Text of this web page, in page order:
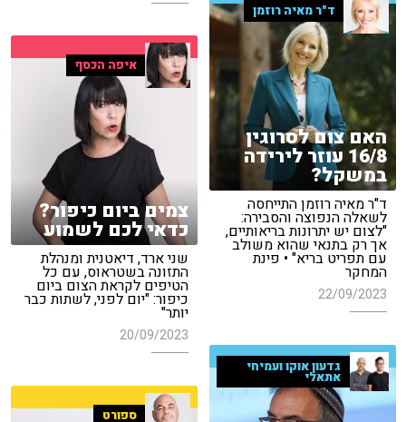
ד"ר מאיה רוזמן
האם צום לסרוגין
16/8 עוזר לירידה
במשקל?
ד"ר מאיה רוזמן התייחסה
לשאלה הנפוצה והסבירה:
"לצום יש יתרונות בריאותיים,
אך רק בתנאי שהוא משולב
עם תפריט בריא" • פינת
המחקר
22/09/2023
איפה הכסף
צמים ביום כיפור?
כדאי לכם לשמוע
שני ארד, דיאטנית ומנהלת
התזונה בשטראוס, עם כל
הטיפים לקראת הצום ביום
כיפור: "יום לפני, לשתות כבר
יותר"
20/09/2023
גדעון אוקו ועמיחי
אתאלי
ספורט